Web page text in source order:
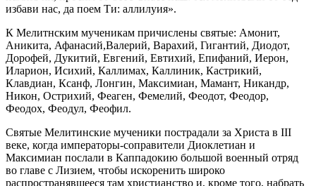
избави нас, да поем Ти: аллилуия».
К Мелитнским мученикам причислены святые: Амонит,
Аникита, Афанасий,Валерий, Варахий, Гигантий, Диодот,
Дорофей, Дукитий, Евгений, Евтихий, Епифаний, Иерон,
Иларион, Исихий, Каллимах, Каллиник, Кастрикий,
Клавдиан, Ксанф, Лонгин, Максимиан, Мамант, Никандр,
Никон, Острихий, Феаген, Фемелий, Феодот, Феодор,
Феодох, Феодул, Феофил.
Святые Мелитинские мученики пострадали за Христа в III
веке, когда императоры-соправители Диоклетиан и
Максимиан послали в Каппадокию большой военный отряд
во главе с Лизием, чтобы искоренить широко
распространявшееся там христианство и, кроме того, набрать